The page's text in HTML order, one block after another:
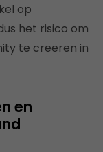
op
het risico om
te creëren in
en